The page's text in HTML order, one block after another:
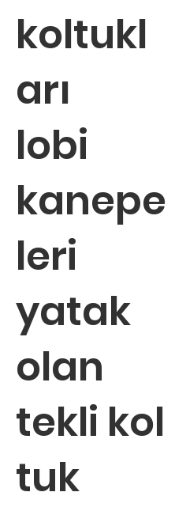
koltukl
arı
lobi
kanepe
leri
yatak
olan
tekli kol
tuk